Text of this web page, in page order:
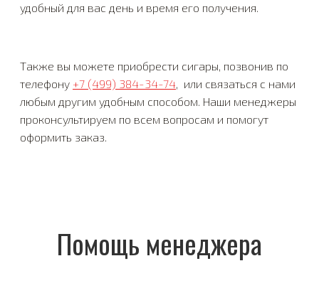
удобный для вас день и время его получения.
Также вы можете приобрести сигары, позвонив по
телефону +7 (499) 384-34-74, или связаться с нами
любым другим удобным способом. Наши менеджеры
проконсультируем по всем вопросам и помогут
оформить заказ.
Помощь менеджера